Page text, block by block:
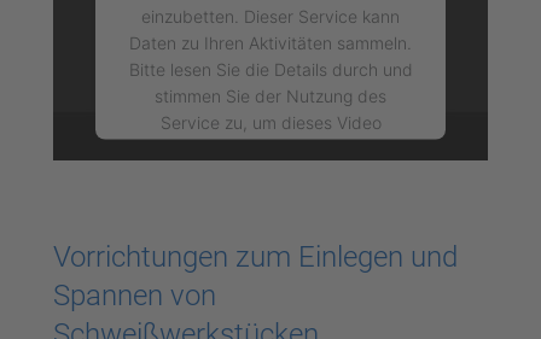
einzubetten. Dieser Service kann
Daten zu Ihren Aktivitäten sammeln.
Bitte lesen Sie die Details durch und
stimmen Sie der Nutzung des
Service zu, um dieses Video
powered by
Usercentrics Consent
Vorrichtungen zum Einlegen und
Spannen von